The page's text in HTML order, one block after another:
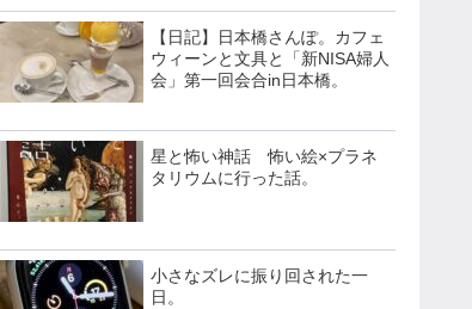
【日記】日本橋さんぽ。カフェ
ウィーンと文具と「新NISA婦人
会」第一回会合in日本橋。
星と怖い神話 怖い絵×プラネ
タリウムに行った話。
小さなズレに振り回された一
日。